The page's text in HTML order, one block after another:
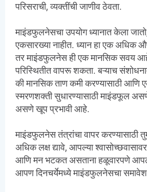
परिसराची, व्यक्तींची जाणीव ठेवता.
माइंडफुलनेसचा उपयोग ध्यानात केला जातो,
एकसारख्या नाहीत. ध्यान हा एक अधिक
तर माइंडफुलनेस ही एक मानसिक सवय आहे
परिस्थितीत वापरू शकता. बऱ्याच
की मानसिक ताण कमी करण्यासाठी आणि
स्मरणशक्ती सुधारण्यासाठी माइंडफूल
असणे खूप प्रभावी आहे.
माइंडफुलनेस तंत्रांचा वापर करण्यासाठी
अधिक लक्ष द्यावे, आपल्या
आणि मन भटकत असताना हळूवारपणे
आपण दिनचर्येमध्ये माइंडफुलनेसचा